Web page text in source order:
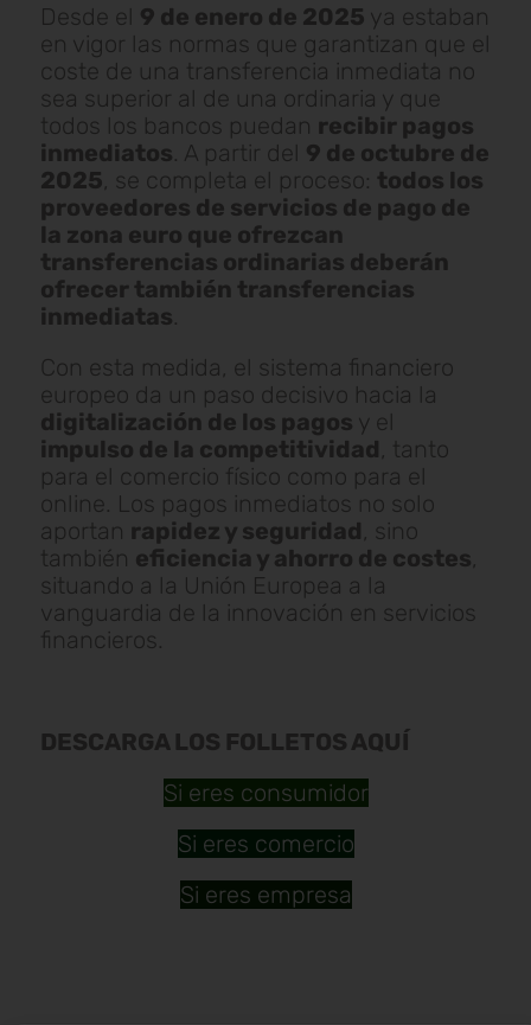
Desde el 9 de enero de 2025 ya estaban
en vigor las normas que garantizan que el
coste de una transferencia inmediata no
sea superior al de una ordinaria y que
todos los bancos puedan recibir pagos
inmediatos . A partir del 9 de octubre de
2025 , se completa el proceso: todos los
proveedores de servicios de pago de
la zona euro que ofrezcan
transferencias ordinarias deberán
ofrecer también transferencias
inmediatas
Con esta medida, el sistema financiero
europeo da un paso decisivo hacia la
digitalización de los pagos y el
impulso de la competitividad , tanto
para el comercio físico como para el
online. Los pagos inmediatos no solo
aportan rapidez y seguridad , sino
también eficiencia y ahorro de costes
situando a la Unión Europea a la
vanguardia de la innovación en servicios
financieros.
DESCARGA LOS FOLLETOS AQUÍ
Si eres consumidor
Si eres comercio
Si eres empresa